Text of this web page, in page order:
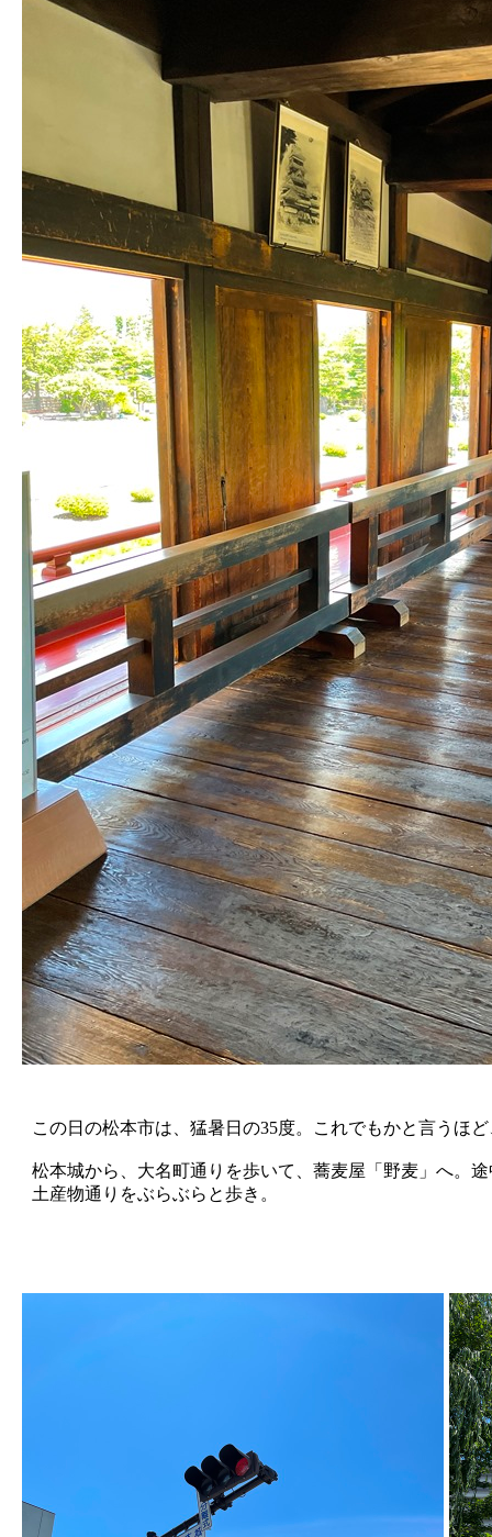
この日の松本市は、猛暑日の35度。これでもかと言うほ
松本城から、大名町通りを歩いて、蕎麦屋「野麦」へ。
土産物通りをぶらぶらと歩き。